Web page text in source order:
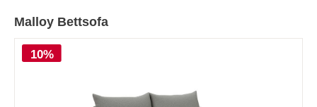
10%
Malloy Bettsofa